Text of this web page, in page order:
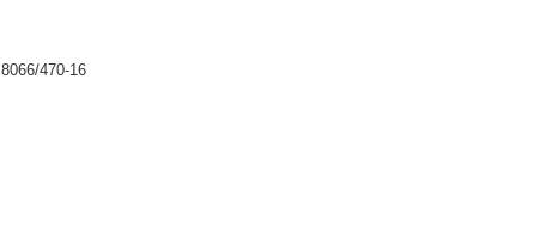
8066/470-16